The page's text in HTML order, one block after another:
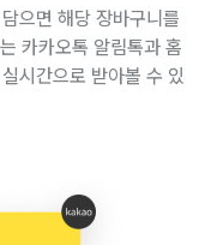
으면 해당 장바구니를
카카오톡 알림톡과 홈
시간으로 받아볼 수 있